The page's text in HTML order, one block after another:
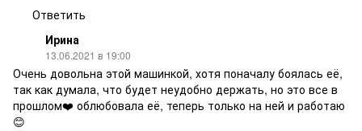
Ответить
Ирина
13.06.2021 в 19:00
Очень довольна этой машинкой, хотя поначалу боялась её,
так как думала, что будет неудобно держать, но это все в
прошлом❤️ облюбовала её, теперь только на ней и работаю
😊